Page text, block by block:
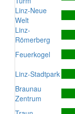
Linz-Neue
Welt
Linz-
Römerberg
Feuerkogel
Linz-Stadtpark
Braunau
Zentrum